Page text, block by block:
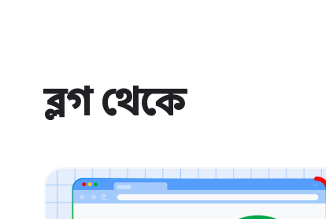
ব্লগ থেকে